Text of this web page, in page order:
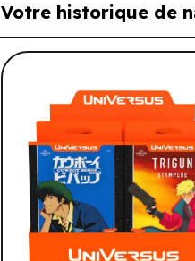
Votre historique de
Liste de produits